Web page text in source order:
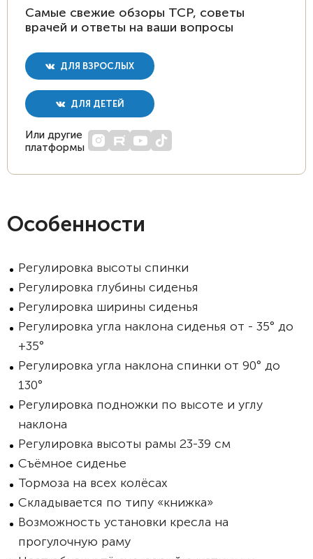
Самые свежие обзоры ТСР, советы
врачей и ответы на ваши вопросы
ДЛЯ ВЗРОСЛЫХ
ДЛЯ ДЕТЕЙ
Или другие
платформы
Особенности
Регулировка высоты спинки
Регулировка глубины сиденья
Регулировка ширины сиденья
Регулировка угла наклона сиденья от - 35° до
+35°
Регулировка угла наклона спинки от 90° до
130°
Регулировка подножки по высоте и углу
наклона
Регулировка высоты рамы 23-39 см
Съёмное сиденье
Тормоза на всех колёсах
Складывается по типу «книжка»
Возможность установки кресла на
прогулочную раму